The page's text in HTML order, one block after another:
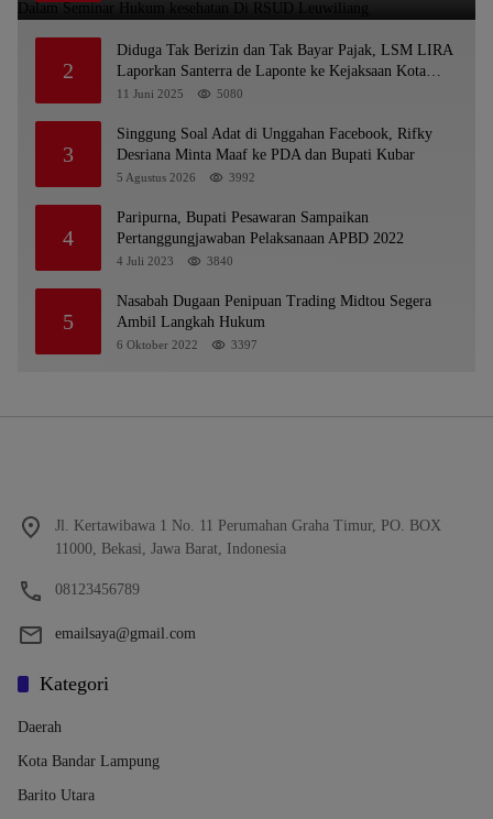
2
Diduga Tak Berizin dan Tak Bayar Pajak, LSM LIRA
Laporkan Santerra de Laponte ke Kejaksaan Kota
Batu
11 Juni 2025 5080
3
Singgung Soal Adat di Unggahan Facebook, Rifky
Desriana Minta Maaf ke PDA dan Bupati Kubar
5 Agustus 2026 3992
4
Paripurna, Bupati Pesawaran Sampaikan
Pertanggungjawaban Pelaksanaan APBD 2022
4 Juli 2023 3840
5
Nasabah Dugaan Penipuan Trading Midtou Segera
Ambil Langkah Hukum
6 Oktober 2022 3397
Jl. Kertawibawa 1 No. 11 Perumahan Graha Timur, PO. BOX
11000, Bekasi, Jawa Barat, Indonesia
08123456789
emailsaya@gmail.com
Kategori
Daerah
Kota Bandar Lampung
Barito Utara